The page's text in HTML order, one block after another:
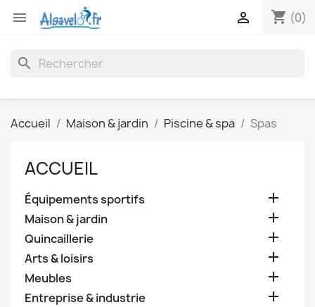
 shopping_cart (0)

search
Accueil Maison & jardin Piscine & spa Spas
ACCUEIL
Équipements sportifs 
Maison & jardin 
Quincaillerie 
Arts & loisirs 
Meubles 
Entreprise & industrie 